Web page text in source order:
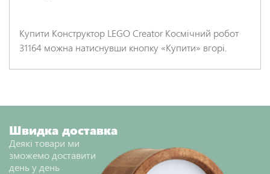
Купити Конструктор LEGO Creator Космічний робот
31164 можна натиснувши кнопку «Купити» вгорі.
Швидка доставка
Деякі товари ми
зможемо доставити
день у день